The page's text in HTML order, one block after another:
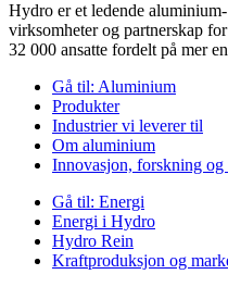
Hydro er et ledende
virksomheter og partnerskap
32 000 ansatte fordelt på mer
Gå til: Aluminium
Produkter
Industrier vi leverer til
Om aluminium
Innovasjon, forskning
Gå til: Energi
Energi i Hydro
Hydro Rein
Kraftproduksjon og